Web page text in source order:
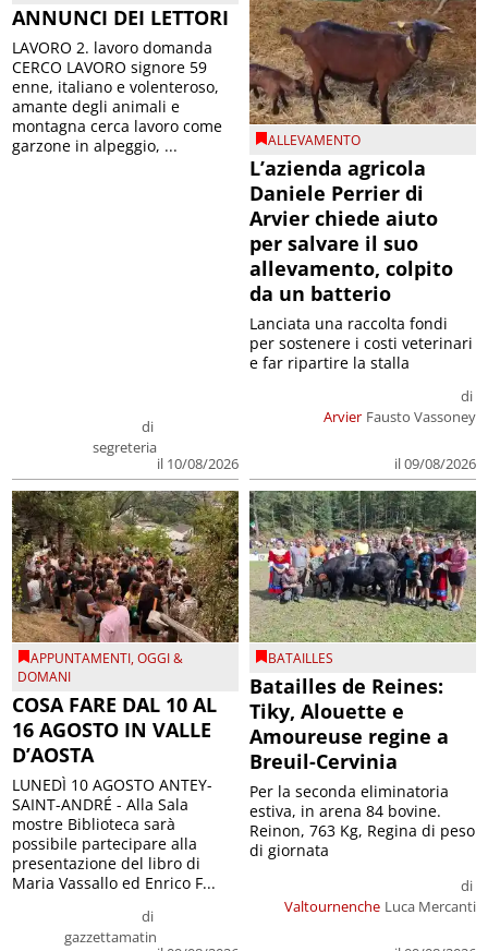
ANNUNCI DEI LETTORI
di
segreteria
il 10/08/2026
LAVORO 2. lavoro domanda
CERCO LAVORO signore 59
enne, italiano e volenteroso,
amante degli animali e
montagna cerca lavoro come
garzone in alpeggio, ...
ALLEVAMENTO
L’azienda agricola
Daniele Perrier di
Arvier chiede aiuto
per salvare il suo
allevamento, colpito
da un batterio
Arvier
di
Fausto Vassoney
il 09/08/2026
Lanciata una raccolta fondi
per sostenere i costi veterinari
e far ripartire la stalla
APPUNTAMENTI,OGGI &
DOMANI
COSA FARE DAL 10 AL
16 AGOSTO IN VALLE
D’AOSTA
di
gazzettamatin
LUNEDÌ 10 AGOSTO ANTEY-
SAINT-ANDRÉ - Alla Sala
mostre Biblioteca sarà
possibile partecipare alla
presentazione del libro di
Maria Vassallo ed Enrico F...
BATAILLES
Batailles de Reines:
Tiky, Alouette e
Amoureuse regine a
Breuil-Cervinia
Valtournenche
di
Luca Mercanti
Per la seconda eliminatoria
estiva, in arena 84 bovine.
Reinon, 763 Kg, Regina di peso
di giornata